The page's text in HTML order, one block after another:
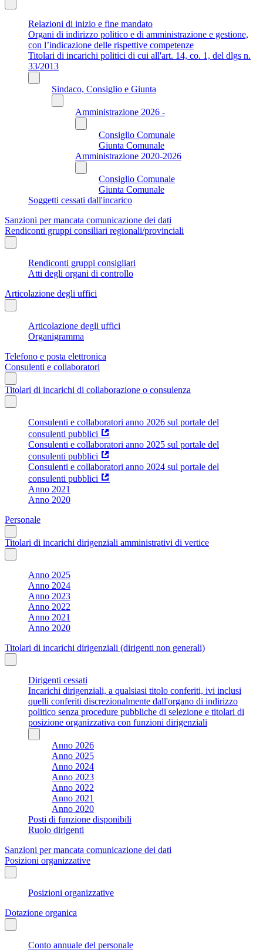
Relazioni di inizio e fine mandato
Organi di indirizzo politico e di amministrazione e gestione,
con l’indicazione delle rispettive competenze
Titolari di incarichi politici di cui all'art. 14, co. 1, del dlgs n.
33/2013
Sindaco, Consiglio e Giunta
Amministrazione 2026 -
Consiglio Comunale
Giunta Comunale
Amministrazione 2020-2026
Consiglio Comunale
Giunta Comunale
Soggetti cessati dall'incarico
Sanzioni per mancata comunicazione dei dati
Rendiconti gruppi consiliari regionali/provinciali
Rendiconti gruppi consigliari
Atti degli organi di controllo
Articolazione degli uffici
Articolazione degli uffici
Organigramma
Telefono e posta elettronica
Consulenti e collaboratori
Titolari di incarichi di collaborazione o consulenza
Consulenti e collaboratori anno 2026 sul portale del
consulenti pubblici
Consulenti e collaboratori anno 2025 sul portale del
consulenti pubblici
Consulenti e collaboratori anno 2024 sul portale del
consulenti pubblici
Anno 2021
Anno 2020
Personale
Titolari di incarichi dirigenziali amministrativi di vertice
Anno 2025
Anno 2024
Anno 2023
Anno 2022
Anno 2021
Anno 2020
Titolari di incarichi dirigenziali (dirigenti non generali)
Dirigenti cessati
Incarichi dirigenziali, a qualsiasi titolo conferiti, ivi inclusi
quelli conferiti discrezionalmente dall'organo di indirizzo
politico senza procedure pubbliche di selezione e titolari di
posizione organizzativa con funzioni dirigenziali
Anno 2026
Anno 2025
Anno 2024
Anno 2023
Anno 2022
Anno 2021
Anno 2020
Posti di funzione disponibili
Ruolo dirigenti
Sanzioni per mancata comunicazione dei dati
Posizioni organizzative
Posizioni organizzative
Dotazione organica
Conto annuale del personale